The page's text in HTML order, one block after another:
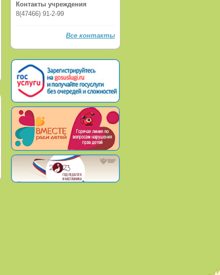
Контакты учреждения
8(47466) 91-2-99
Все контакты